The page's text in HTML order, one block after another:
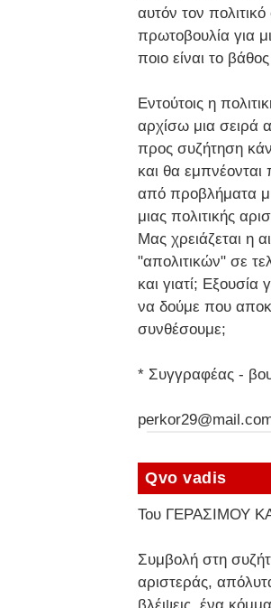
αυτόν τον
πρωτοβουλία για
ποιο είναι το
Εντούτοις η
αρχίσω μια σειρά
προς συζήτηση
και θα εμπνέονται
από προβλήματα
μιας πολιτικής
Μας χρειάζεται η
"απολιτικών" σε
και γιατί;
να δούμε που
συνθέσουμε;
* Συγγραφέας -
Qvo vadis
Του ΓΕΡΑΣΙΜΟΥ
Συμβολή στη
αριστεράς,
βλέψεις, ένα